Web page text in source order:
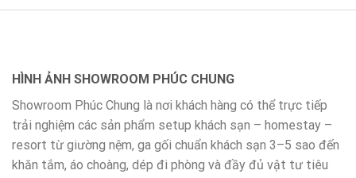
HÌNH ẢNH SHOWROOM PHÚC CHUNG
Showroom Phúc Chung là nơi khách hàng có thể trực tiếp
trải nghiệm các sản phẩm setup khách sạn – homestay –
resort từ giường nệm, ga gối chuẩn khách sạn 3–5 sao đến
khăn tắm, áo choàng, dép đi phòng và đầy đủ vật tư tiêu